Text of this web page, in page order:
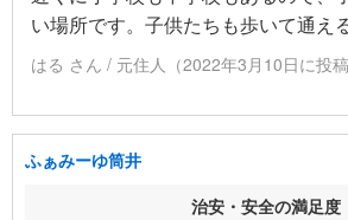
い場所です。子供たちも歩いて通え
はる さん / 元住人（2022年3月10日に投稿
ふぁみーゆ筒井
治安・安全の満足度